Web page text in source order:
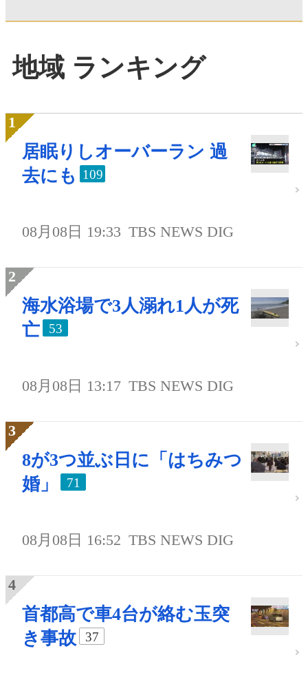
地域 ランキング
居眠りしオーバーラン 過
去にも
109
08月08日 19:33 TBS NEWS DIG
海水浴場で3人溺れ1人が死
亡
53
08月08日 13:17 TBS NEWS DIG
8が3つ並ぶ日に「はちみつ
婚」
71
08月08日 16:52 TBS NEWS DIG
首都高で車4台が絡む玉突
き事故
37